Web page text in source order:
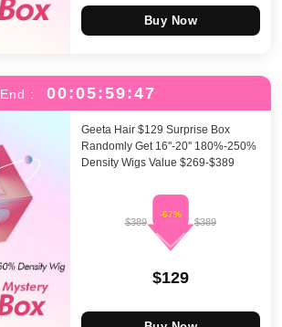
Buy Now
End : 00:05:59:46
Geeta Hair $129 Surprise Box
Randomly Get 16''-20'' 180%-250%
Density Wigs Value $269-$389
$389
-67%
$389
$129